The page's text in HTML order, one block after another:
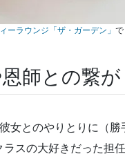
ーラウンジ「ザ・ガーデン」 で
師との繋が
女とのやりとりに（
スの大好きだった担